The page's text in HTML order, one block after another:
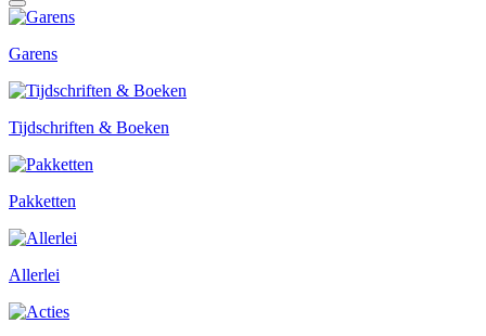
Garens
Tijdschriften & Boeken
Pakketten
Allerlei